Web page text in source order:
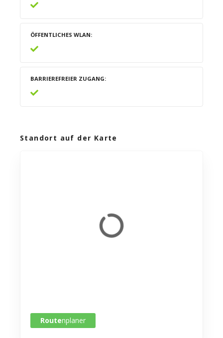
ÖFFENTLICHES WLAN
BARRIEREFREIER ZUGANG
Standort auf der Karte
Routenplaner